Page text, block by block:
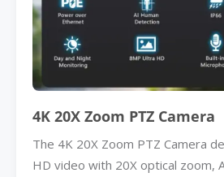
4K 20X Zoom PTZ Camera
The 4K 20X Zoom PTZ Camera
HD video with 20X optical zoom,